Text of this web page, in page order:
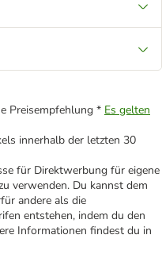
Preisempfehlung * Es gelten
innerhalb der letzten 30
für Direktwerbung für eigene
verwenden. Du kannst dem
andere als die
entstehen, indem du den
Informationen findest du in